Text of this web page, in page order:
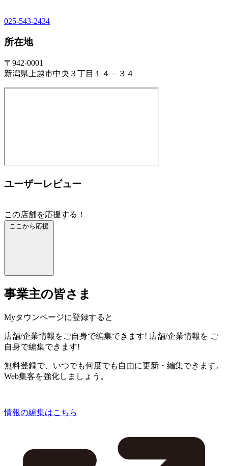
025-543-2434
所在地
〒942-0001
新潟県上越市中央３丁目１４－３４
ユーザーレビュー
この店舗を応援する！
ここから応援
事業主の皆さま
Myタウンページに登録すると
店舗/企業情報をご自身で編集できます! 店舗/企業情報を ご
自身で編集できます!
無料登録で、いつでも何度でも自由に更新・編集できます。
Web集客を強化しましょう。
情報の編集はこちら